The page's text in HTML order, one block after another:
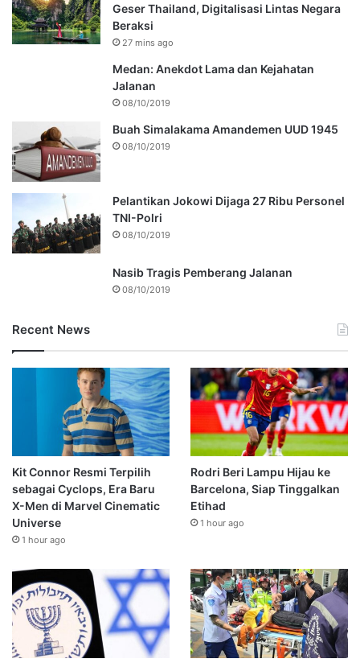
Geser Thailand, Digitalisasi Lintas Negara
Beraksi
27 mins ago
Medan: Anekdot Lama dan Kejahatan
Jalanan
08/10/2019
Buah Simalakama Amandemen UUD 1945
08/10/2019
Pelantikan Jokowi Dijaga 27 Ribu Personel
TNI-Polri
08/10/2019
Nasib Tragis Pemberang Jalanan
08/10/2019
Recent News
Kit Connor Resmi Terpilih
sebagai Cyclops, Era Baru
X-Men di Marvel Cinematic
Universe
1 hour ago
Rodri Beri Lampu Hijau ke
Barcelona, Siap Tinggalkan
Etihad
1 hour ago